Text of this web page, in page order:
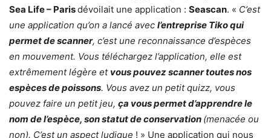
Sea Life – Parisdévoilait une application : Seascan. « C’est
une application qu’on a lancé avec l’entreprise Tiko qui
permet de scanner, c’est une reconnaissance d’espèces
en mouvement. Vous téléchargez l’application, elle est
extrêmement légère et vous pouvez scanner toutes nos
espèces de poissons. Vous avez un petit quizz, vous
pouvez faire un petit jeu, ça vous permet d’apprendre le
nom de l’espèce, son statut de conservation (menacée ou
non). C’est un aspect ludique ! » Une application qui nous